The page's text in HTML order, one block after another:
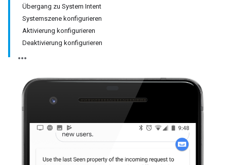
Übergang zu System Intent
Systemszene konfigurieren
Aktivierung konfigurieren
Deaktivierung konfigurieren